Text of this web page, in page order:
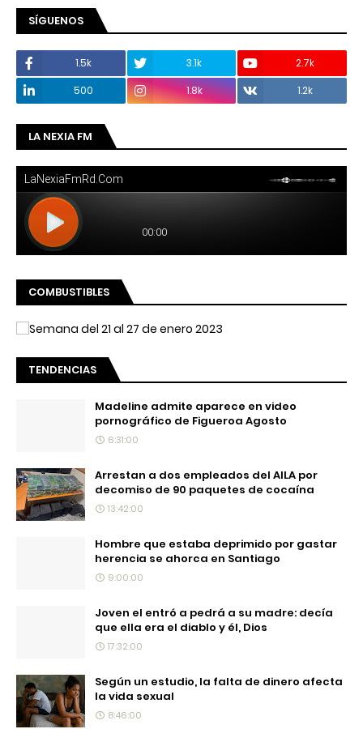
SÍGUENOS
1.5k 3.1k
2.7k
500
1.8k 1.2k
LA NEXIA FM
COMBUSTIBLES
TENDENCIAS
Madeline admite aparece en video
pornográfico de Figueroa Agosto
6:31:00
Arrestan a dos empleados del AILA por
decomiso de 90 paquetes de cocaína
13:42:00
Hombre que estaba deprimido por gastar
herencia se ahorca en Santiago
9:00:00
Joven el entró a pedrá a su madre: decía
que ella era el diablo y él, Dios
17:32:00
Según un estudio, la falta de dinero afecta
la vida sexual
8:46:00